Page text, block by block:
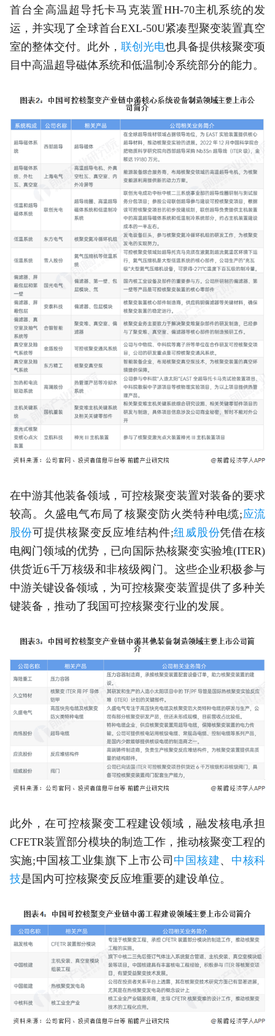
首台全高温超导托卡马克装置HH-70主机系统的发
运，并实现了全球首台EXL-50U紧凑型聚变装置真空
室的整体交付。此外， 联创光电也具备提供核聚变项
目中高温超导磁体系统和低温制冷系统部分的能力。
在中游其他装备领域，可控核聚变装置对装备的要求
较高。久盛电气布局了核聚变防火类特种电缆;应流
股份可提供核聚变反应堆结构件;纽威股份凭借在核
电阀门领域的优势，已向国际热核聚变实验堆(ITER)
供货近6千万核级和非核级阀门。这些企业积极参与
中游关键设备领域，为可控核聚变装置提供了多种关
键装备，推动了我国可控核聚变行业的发展。
此外，在可控核聚变工程建设领域，融发核电承担
CFETR装置部分模块的制造工作，推动核聚变工程的
实施;中国核工业集旗下上市公司 中国核建、 中核科
技是国内可控核聚变反应堆重要的建设单位。